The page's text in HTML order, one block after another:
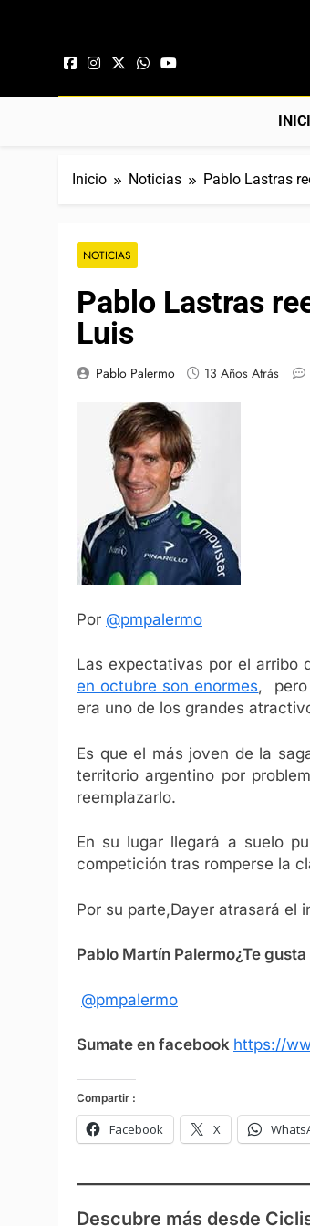
Inicio Noticias Pablo Lastras
NOTICIAS
Pablo Lastras
Luis
Pablo Palermo 13 Años Atrás
Por @pmpalermo
Las expectativas por el arribo
en octubre son enormes, pero
era uno de los grandes
Es que el más joven de la
territorio argentino por
reemplazarlo.
En su lugar llegará a suelo
competición tras romperse la
Por su parte,Dayer atrasará el
Pablo Martín Palermo¿Te
@pmpalermo
Sumate en facebook https://
Compartir :
Facebook X
Descubre más desde